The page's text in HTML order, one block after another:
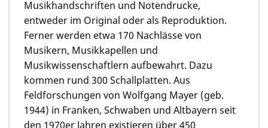
Musikhandschriften und Notendrucke,
entweder im Original oder als Reproduktion.
Ferner werden etwa 170 Nachlässe von
Musikern, Musikkapellen und
Musikwissenschaftlern aufbewahrt. Dazu
kommen rund 300 Schallplatten. Aus
Feldforschungen von Wolfgang Mayer (geb.
1944) in Franken, Schwaben und Altbayern seit
den 1970er Jahren existieren über 450